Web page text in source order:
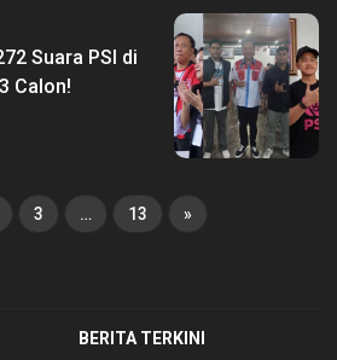
Suara PSI di
Calon!
3 … 13 »
BERITA TERKINI